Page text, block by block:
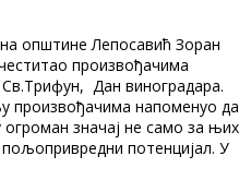
општине Лепосавић Зоран
произвођачима
Дан виноградара.
произвођачима напоменуо да
огроман значај не само за њих
потенцијал. У